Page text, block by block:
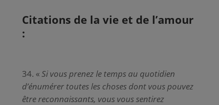
Citations de la vie et de l’amour
:
«Si vous prenez le temps au quotidien
d’énumérer toutes les choses dont vous pouvez
être reconnaissants, vous vous sentirez